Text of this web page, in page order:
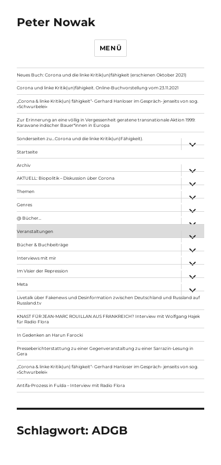
Peter Nowak
MENÜ
Neues Buch: Corona und die linke Kritik(un)fähigkeit (erschienen Oktober 2021)
Corona und linke Kritik(un)fähigkeit. Online-Buchvorstellung vom 23.11.2021
„Corona & linke Kritik(un) fähigkeit“- Gerhard Hanloser im Gespräch- jenseits von sog.
»Schwurbelei«
Zur Erinnerung an eine völlig in Vergessenheit geratene transnationale Aktion 1999:
Karawane indischer Bauer*innen in Europa
Sonderseiten zu…Corona und die linke Kritik(un)Fähigkeit).
anzeigen
Startseite
Archiv
anzeigen
AKTUELL: Biopolitik – Diskussion über Corona
anzeigen
Themen
anzeigen
Genres
anzeigen
@ Bücher…
Veranstaltungen
anzeigen
Bücher & Buchbeiträge
anzeigen
Interviews mit mir
anzeigen
Im Visier der Repression
anzeigen
Meta
anzeigen
Livetalk über Fakenews und Desinformation zwischen Deutschland und Russland auf
Russland.tv
KNAST FÜR JEAN-MARC ROUILLAN AUS FRANKREICH? Interview mit Wolfgang Hajek
für Radio Flora
In Gedenken an Harun Farocki
Presseberichterstattung zu einer Gegenveranstaltung zu einer Sarrazin-Lesung in
Gera
„Corona & linke Kritik(un) fähigkeit“- Gerhard Hanloser im Gespräch- jenseits von sog.
»Schwurbelei«
Antifa-Prozess in Fulda – Interview mit Radio Flora
Schlagwort:ADGB